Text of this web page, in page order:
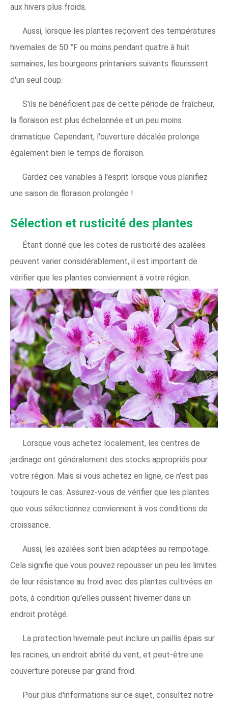
aux hivers plus froids.
Aussi, lorsque les plantes reçoivent des températures
hivernales de 50 °F ou moins pendant quatre à huit
semaines, les bourgeons printaniers suivants fleurissent
d'un seul coup.
S'ils ne bénéficient pas de cette période de fraîcheur,
la floraison est plus échelonnée et un peu moins
dramatique. Cependant, l'ouverture décalée prolonge
également bien le temps de floraison.
Gardez ces variables à l'esprit lorsque vous planifiez
une saison de floraison prolongée !
Sélection et rusticité des plantes
Étant donné que les cotes de rusticité des azalées
peuvent varier considérablement, il est important de
vérifier que les plantes conviennent à votre région.
Lorsque vous achetez localement, les centres de
jardinage ont généralement des stocks appropriés pour
votre région. Mais si vous achetez en ligne, ce n'est pas
toujours le cas. Assurez-vous de vérifier que les plantes
que vous sélectionnez conviennent à vos conditions de
croissance.
Aussi, les azalées sont bien adaptées au rempotage.
Cela signifie que vous pouvez repousser un peu les limites
de leur résistance au froid avec des plantes cultivées en
pots, à condition qu'elles puissent hiverner dans un
endroit protégé.
La protection hivernale peut inclure un paillis épais sur
les racines, un endroit abrité du vent, et peut-être une
couverture poreuse par grand froid.
Pour plus d'informations sur ce sujet, consultez notre